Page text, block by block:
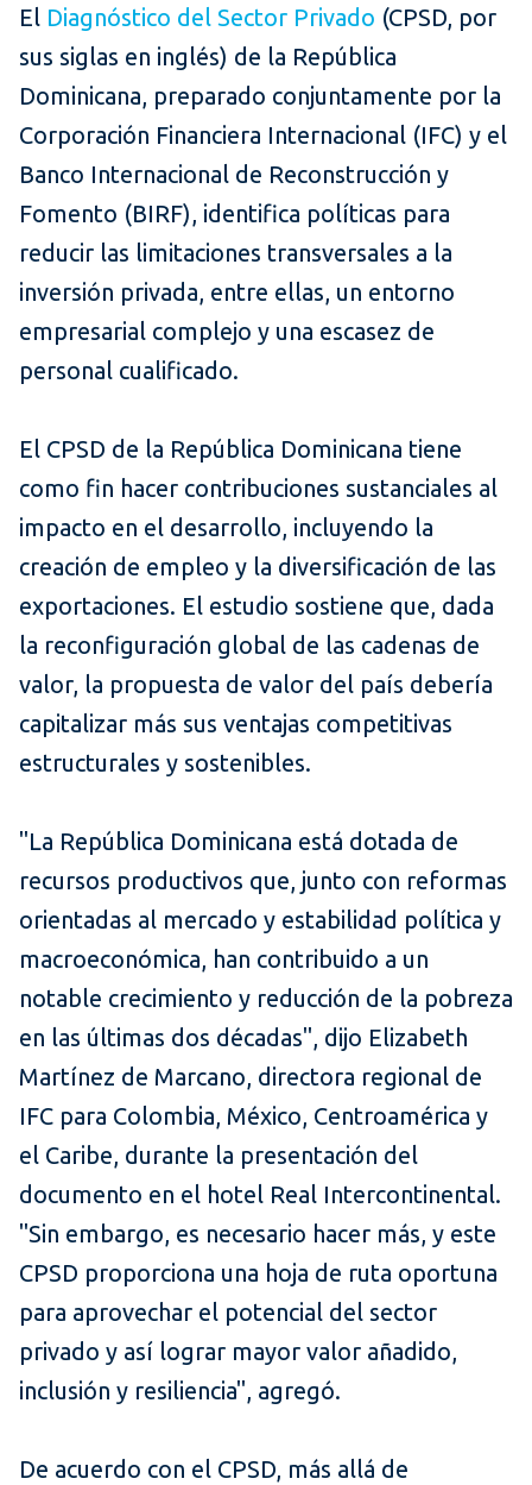
El Diagnóstico del Sector Privado (CPSD, por
sus siglas en inglés) de la República
Dominicana, preparado conjuntamente por la
Corporación Financiera Internacional (IFC) y el
Banco Internacional de Reconstrucción y
Fomento (BIRF), identifica políticas para
reducir las limitaciones transversales a la
inversión privada, entre ellas, un entorno
empresarial complejo y una escasez de
personal cualificado.
El CPSD de la República Dominicana tiene
como fin hacer contribuciones sustanciales al
impacto en el desarrollo, incluyendo la
creación de empleo y la diversificación de las
exportaciones. El estudio sostiene que, dada
la reconfiguración global de las cadenas de
valor, la propuesta de valor del país debería
capitalizar más sus ventajas competitivas
estructurales y sostenibles.
"La República Dominicana está dotada de
recursos productivos que, junto con reformas
orientadas al mercado y estabilidad política y
macroeconómica, han contribuido a un
notable crecimiento y reducción de la pobreza
en las últimas dos décadas", dijo Elizabeth
Martínez de Marcano, directora regional de
IFC para Colombia, México, Centroamérica y
el Caribe, durante la presentación del
documento en el hotel Real Intercontinental.
"Sin embargo, es necesario hacer más, y este
CPSD proporciona una hoja de ruta oportuna
para aprovechar el potencial del sector
privado y así lograr mayor valor añadido,
inclusión y resiliencia", agregó.
De acuerdo con el CPSD, más allá de